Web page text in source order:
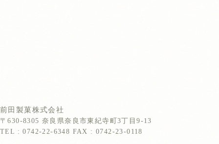
前田製菓株式会社
〒630-8305 奈良県奈良市東紀寺町3丁目9-13
TEL : 0742-22-6348 FAX : 0742-23-0118